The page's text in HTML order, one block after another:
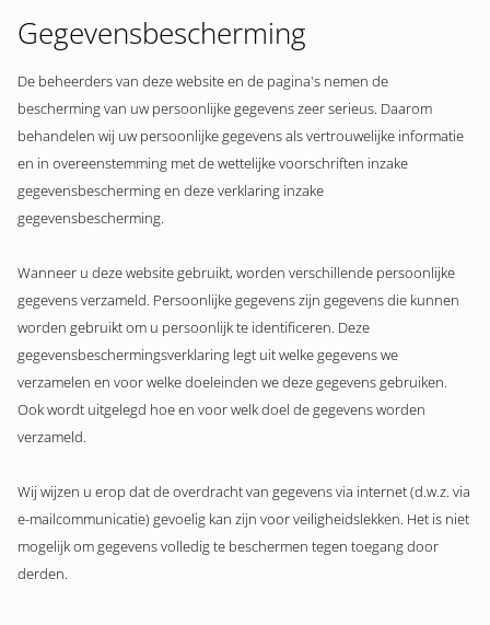
Gegevensbescherming
De beheerders van deze website en de pagina's nemen de
bescherming van uw persoonlijke gegevens zeer serieus. Daarom
behandelen wij uw persoonlijke gegevens als vertrouwelijke informatie
en in overeenstemming met de wettelijke voorschriften inzake
gegevensbescherming en deze verklaring inzake
gegevensbescherming.
Wanneer u deze website gebruikt, worden verschillende persoonlijke
gegevens verzameld. Persoonlijke gegevens zijn gegevens die kunnen
worden gebruikt om u persoonlijk te identificeren. Deze
gegevensbeschermingsverklaring legt uit welke gegevens we
verzamelen en voor welke doeleinden we deze gegevens gebruiken.
Ook wordt uitgelegd hoe en voor welk doel de gegevens worden
verzameld.
Wij wijzen u erop dat de overdracht van gegevens via internet (d.w.z. via
e-mailcommunicatie) gevoelig kan zijn voor veiligheidslekken. Het is niet
mogelijk om gegevens volledig te beschermen tegen toegang door
derden.